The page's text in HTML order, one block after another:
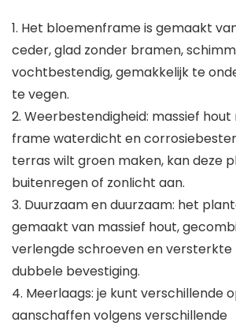
1. Het bloemenframe is gemaakt
ceder, glad zonder bramen,
vochtbestendig, gemakkelijk te
te vegen.
2. Weerbestendigheid: massief
frame waterdicht en
terras wilt groen maken, kan deze
buitenregen of zonlicht aan.
3. Duurzaam en duurzaam: het
gemaakt van massief hout,
verlengde schroeven en
dubbele bevestiging.
4. Meerlaags: je kunt verschillende
aanschaffen volgens verschillende